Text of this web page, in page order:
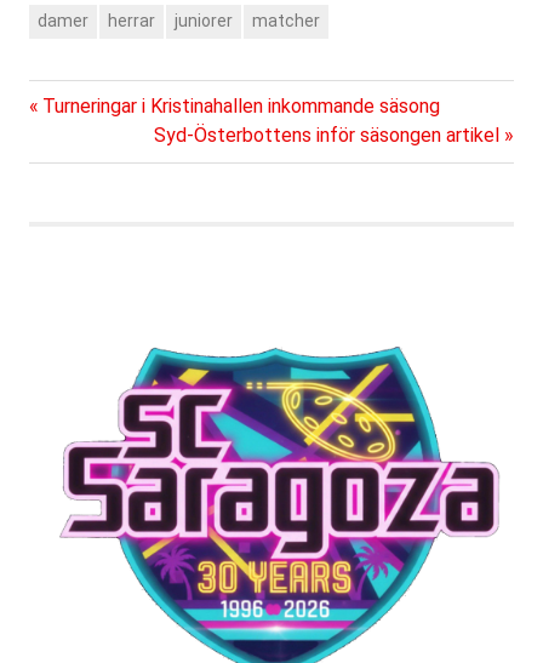
damer herrar juniorer matcher
Inläggsnavigering
Föregående
Turneringar i Kristinahallen inkommande säsong
Nästa
inlägg:
Syd-Österbottens inför säsongen artikel